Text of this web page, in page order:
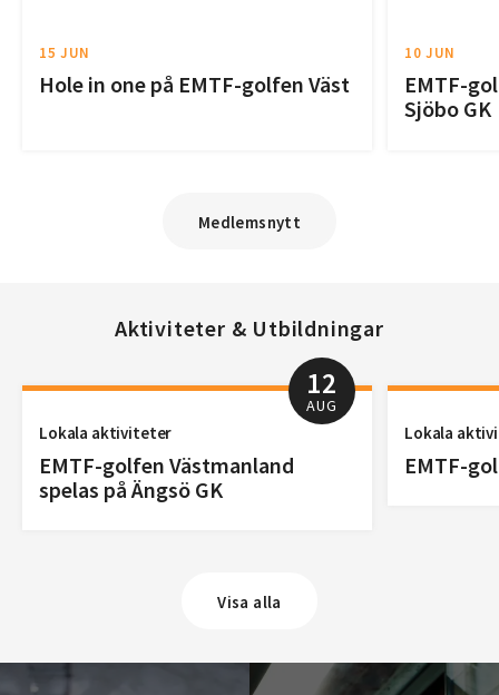
15 JUN
Hole in one på EMTF-golfen Väst
10 JUN
EMTF-
Sjöbo GK
Medlemsnytt
Aktiviteter & Utbildningar
12
AUG
Lokala aktiviteter
EMTF-golfen Västmanland
spelas på Ängsö GK
Lokala
EMTF-
Visa alla